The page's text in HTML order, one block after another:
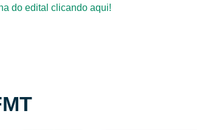
do edital clicando aqui!